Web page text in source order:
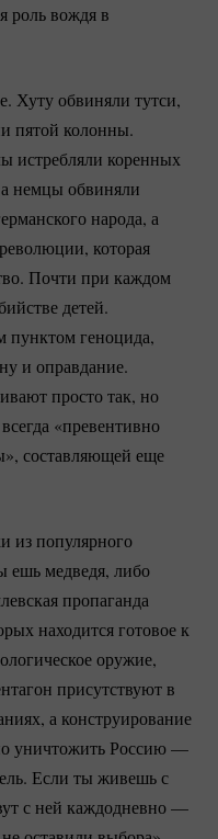
роль вождя в
Хуту обвиняли тутси,
пятой колонны.
истребляли коренных
немцы обвиняли
народа, а
которая
Почти при каждом
детей.
пунктом геноцида,
и оправдание.
просто так, но
«превентивно
составляющей еще
из популярного
ешь медведя, либо
пропаганда
находится готовое к
оружие,
присутствуют в
а конструирование
уничтожить Россию —
Если ты живешь с
с ней каждодневно —